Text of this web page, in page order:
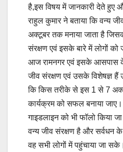
है,इस विषय में जानकारी देते हुए
राहुल कुमार ने बताया कि वन्य
अक्टूबर तक मनाया जाता है
संरक्षण एवं इसके बारे में लोगों को
आज रामनगर एवं इसके आसपास
जीव संरक्षण एवं उसके विशेषज्ञ
कि किस तरीके से इस 1 से 7
कार्यक्रम को सफल बनाया
गाइडलाइन को भी फॉलो किया
वन्य जीव संरक्षण है और सर्वधन
वह सभी लोगों में पहुंचाया जा सके।